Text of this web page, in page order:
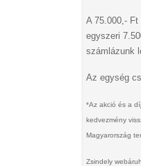
A 75.000,- Ft
egyszeri
számlázunk
Az egység
*Az akció és a
kedvezmény
Magyarország
Zsindely